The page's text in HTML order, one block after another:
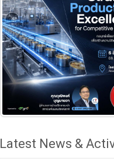
Latest News &